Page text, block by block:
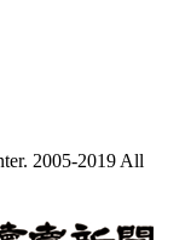
2005-2019 All